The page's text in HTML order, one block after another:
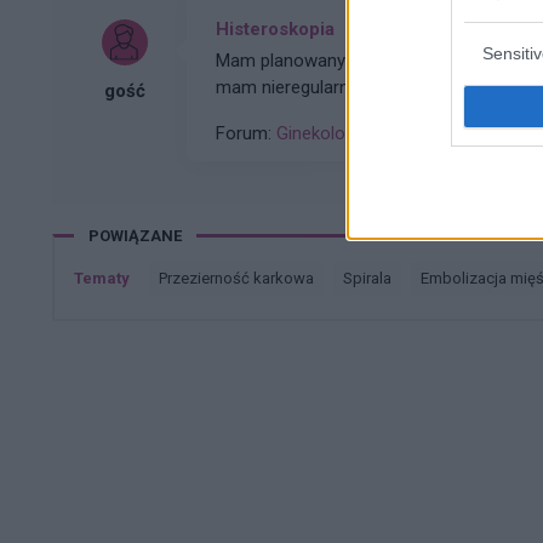
gość
Histeroskopia
Mam planowany zabieg histeroskopii od kilku miesięcy. Ze względu na problemy hormonalne
mam nieregularne miesiaczki. Tak się
podczas lekkich plamień na początku
Forum: Ginekologia - forum dla rodziny i
POWIĄZANE
Tematy przezierność karkowa spirala embolizacja